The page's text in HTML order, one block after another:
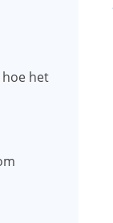
het